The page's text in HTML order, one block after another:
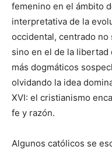
femenino en el ámbito
interpretativa de la
occidental, centrado no
sino en el de la libertad
más dogmáticos
olvidando la idea
XVI: el cristianismo
fe y razón.
Algunos católicos se